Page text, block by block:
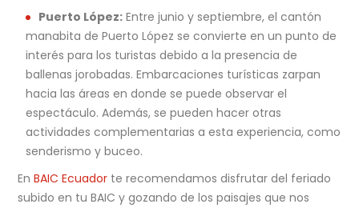
Puerto López: Entre junio y septiembre, el cantón
manabita de Puerto López se convierte en un punto de
interés para los turistas debido a la presencia de
ballenas jorobadas. Embarcaciones turísticas zarpan
hacia las áreas en donde se puede observar el
espectáculo. Además, se pueden hacer otras
actividades complementarias a esta experiencia, como
senderismo y buceo.
EnBAIC Ecuador te recomendamos disfrutar del feriado
subido en tu BAIC y gozando de los paisajes que nos